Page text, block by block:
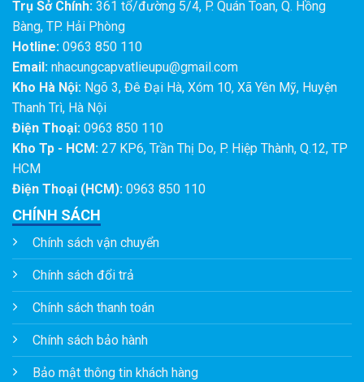
Trụ Sở Chính: 361 tổ/đường 5/4, P. Quán Toan, Q. Hồng
Bàng, TP. Hải Phòng
Hotline: 0963 850 110
Email: nhacungcapvatlieupu@gmail.com
Kho Hà Nội: Ngõ 3, Đê Đại Hà, Xóm 10, Xã Yên Mỹ, Huyện
Thanh Trì, Hà Nội
Điện Thoại: 0963 850 110
Kho Tp - HCM: 27 KP6, Trần Thị Do, P. Hiệp Thành, Q.12, TP
HCM
Điện Thoại (HCM): 0963 850 110
CHÍNH SÁCH
Chính sách vận chuyển
Chính sách đổi trả
Chính sách thanh toán
Chính sách bảo hành
Bảo mật thông tin khách hàng